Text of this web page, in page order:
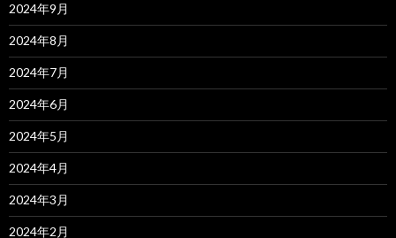
2024年9月
2024年8月
2024年7月
2024年6月
2024年5月
2024年4月
2024年3月
2024年2月